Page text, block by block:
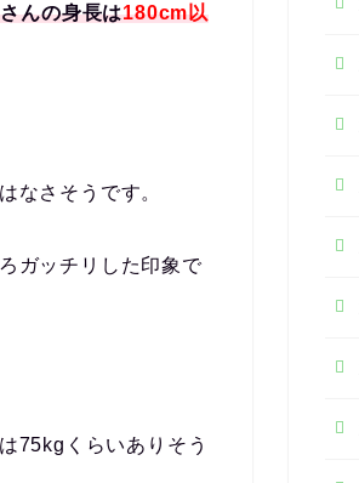
んの身長は180cm以
なさそうです。
ガッチリした印象で
75kgくらいありそう